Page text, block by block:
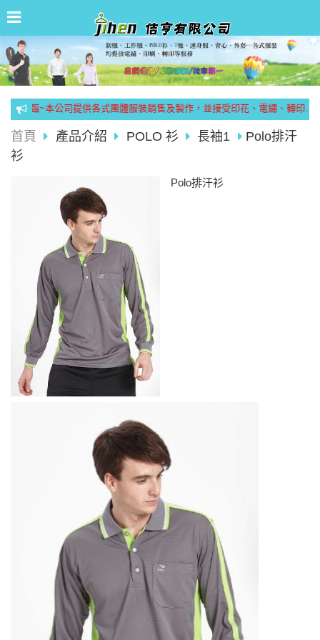
迎光臨~本公司提供各式團體服裝銷售及製作，並接受印花、電繡、轉印...
首頁 產品介紹 POLO 衫 長袖1
Polo排汗
衫
Polo排汗衫